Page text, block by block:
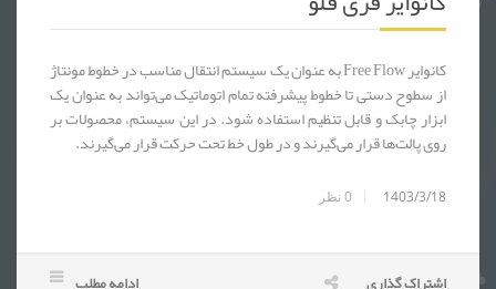
کانوایر Free Flow به عنوان یک سیستم انتقال مناسب در خطوط مونتاژ
از سطوح دستی تا خطوط پیشرفته تمام اتوماتیک می‌تواند به عنوان یک
ابزار چابک و قابل تنظیم استفاده شود. در این سیستم، محصولات بر
روی پالت‌ها قرار می‌گیرند و در طول خط تحت حرکت قرار می‌گیرند.
1403/3/18
0نظر
ادامه مطلب اشتراک گذاری